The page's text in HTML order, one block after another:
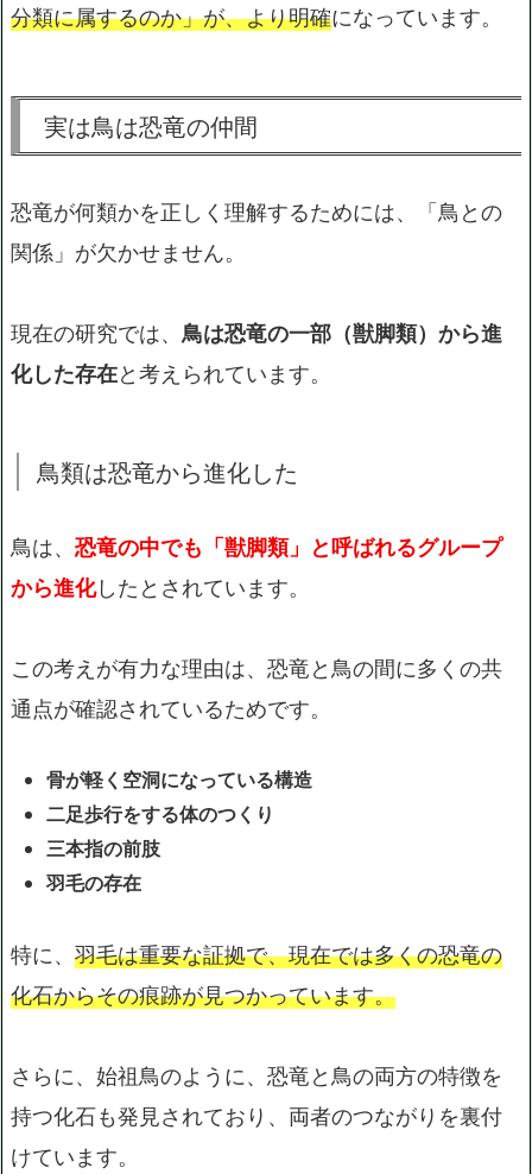
分類に属するのか」が、より明確になっています。
実は鳥は恐竜の仲間
恐竜が何類かを正しく理解するためには、「鳥との
関係」が欠かせません。
現在の研究では、 鳥は恐竜の一部（獣脚類）から進
化した存在と考えられています。
鳥類は恐竜から進化した
鳥は、 恐竜の中でも「獣脚類」と呼ばれるグループ
から進化したとされています。
この考えが有力な理由は、恐竜と鳥の間に多くの共
通点が確認されているためです。
骨が軽く空洞になっている構造
二足歩行をする体のつくり
三本指の前肢
羽毛の存在
特に、 羽毛は重要な証拠で、現在では多くの恐竜の
化石からその痕跡が見つかっています。
さらに、始祖鳥のように、恐竜と鳥の両方の特徴を
持つ化石も発見されており、両者のつながりを裏付
けています。